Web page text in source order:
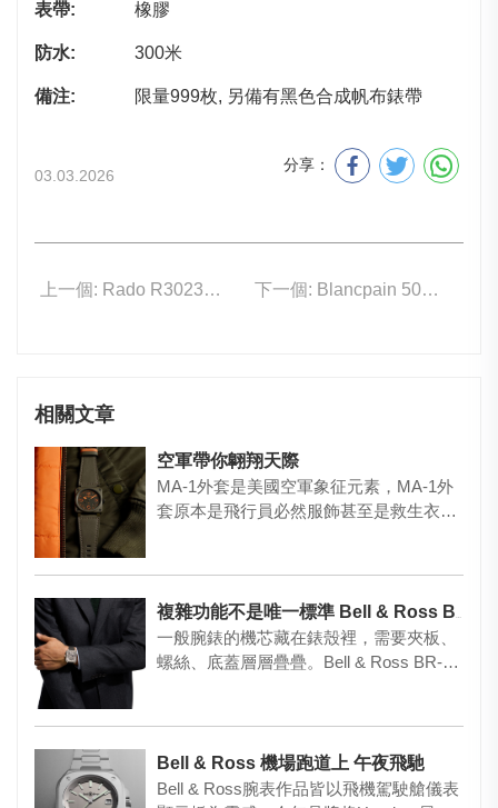
表帶: 橡膠
防水: 300米
備注: 限量999枚, 另備有黑色合成帆布錶帶
03.03.2026
分享：
上一個: Rado R30234762 下一個: Blancpain 5000-0640-O52A
相關文章
空軍帶你翺翔天際
MA-1外套是美國空軍象征元素，MA-1外
套原本是飛行員必然服飾甚至是救生衣，
複雜功能不是唯一標準 Bell & Ross BR-X3 Micro-Rotor 沒有多餘廢話
一般腕錶的機芯藏在錶殼裡，需要夾板、
螺絲、底蓋層層疊疊。Bell & Ross BR-X3
Bell & Ross 機場跑道上 午夜飛馳
Bell & Ross腕表作品皆以飛機駕駛艙儀表